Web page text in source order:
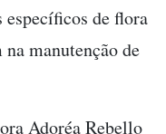
de flora
manutenção de
Adoréa Rebello